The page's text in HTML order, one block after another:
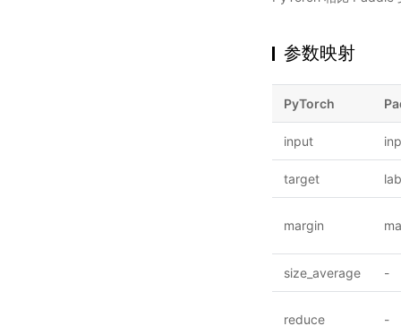
参数映射
PyTorch
input
target
margin
size_average -
reduce -